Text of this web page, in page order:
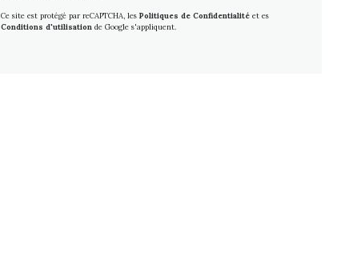
Ce site est protégé par reCAPTCHA, les Politiques de Confidentialitéet es
Conditions d'utilisationde Google s'appliquent.